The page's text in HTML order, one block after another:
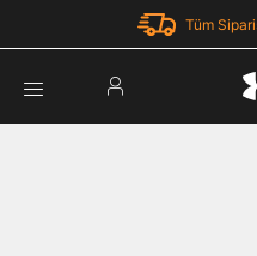
Tüm
Parola Yenileme